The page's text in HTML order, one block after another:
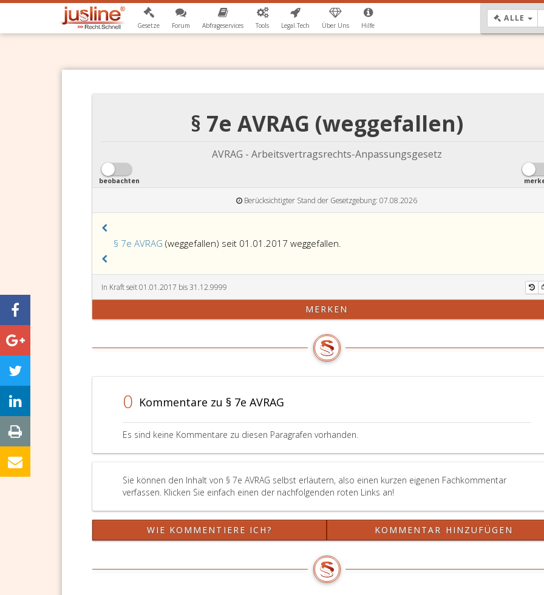
Gesetze Forum Abfrageservices Tools Legal.Tech Über Uns Hilfe
ALLE
§ 7e AVRAG (weggefallen)
AVRAG - Arbeitsvertragsrechts-Anpassungsgesetz
beobachten
Berücksichtigter Stand der Gesetzgebung: 07.08.2026
§ 7e AVRAG (weggefallen) seit 01.01.2017 weggefallen.
In Kraft seit 01.01.2017 bis 31.12.9999
MERKEN
0 Kommentare zu § 7e AVRAG
Es sind keine Kommentare zu diesen Paragrafen vorhanden.
Sie können den Inhalt von § 7e AVRAG selbst erläutern, also einen kurzen eigenen Fachkommentar
verfassen. Klicken Sie einfach einen der nachfolgenden roten Links an!
WIE KOMMENTIERE ICH? KOMMENTAR HINZUFÜGEN